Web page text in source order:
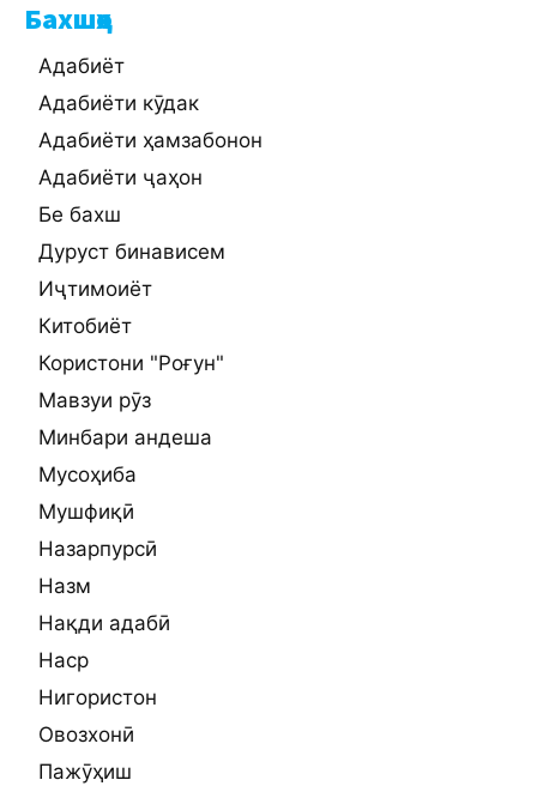
Бахшҳо
Адабиёт
Адабиёти кӯдак
Адабиёти ҳамзабонон
Адабиёти ҷаҳон
Бе бахш
Дуруст бинависем
Иҷтимоиёт
Китобиёт
Користони "Роғун"
Мавзуи рӯз
Минбари андеша
Мусоҳиба
Мушфиқӣ
Назарпурсӣ
Назм
Нақди адабӣ
Наср
Нигористон
Овозхонӣ
Пажӯҳиш